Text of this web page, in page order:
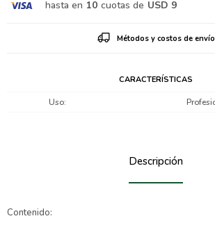
hasta en 10 cuotas de USD 9
Métodos y costos de envío
CARACTERÍSTICAS
Uso
Descripción
Contenido: